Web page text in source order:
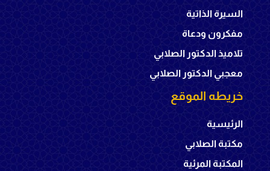
السيرة الذاتية
مفكرون ودعاة
تلاميذ الدكتور الصلابي
معجبي الدكتور الصلابي
خريطه الموقع
الرئيسية
مكتبة الصلابي
المكتبة المرئية